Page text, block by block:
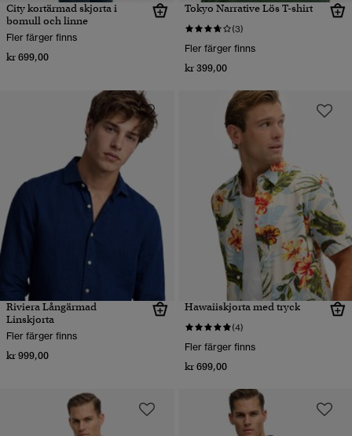
City kortärmad skjorta i
bomull och linne
Fler färger finns
kr 699,00
Tokyo Narrative Lös T-shirt
(3)
Fler färger finns
kr 399,00
Riviera Långärmad
Linskjorta
Fler färger finns
kr 999,00
Hawaiiskjorta med tryck
(4)
Fler färger finns
kr 699,00